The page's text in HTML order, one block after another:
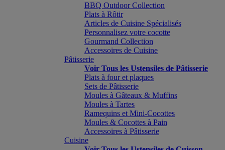
BBQ Outdoor Collection
Plats à Rôtir
Articles de Cuisine Spécialisés
Personnalisez votre cocotte
Gourmand Collection
Accessoires de Cuisine
Pâtisserie
Voir Tous les Ustensiles de Pâtisserie
Plats à four et plaques
Sets de Pâtisserie
Moules à Gâteaux & Muffins
Moules à Tartes
Ramequins et Mini-Cocottes
Moules & Cocottes à Pain
Accessoires à Pâtisserie
Cuisine